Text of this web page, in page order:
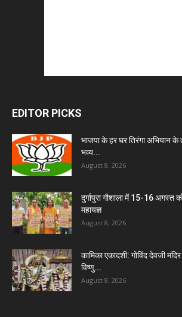
EDITOR PICKS
भाजपा के हर घर तिरंगा अभियान के
भव्य...
August 8, 2026
दुर्गापुरा गौशाला में 15-16 अगस्त
महायज्ञ
August 8, 2026
कामिका एकादशी: गोविंद देवजी मंदिर
विष्णु...
August 8, 2026